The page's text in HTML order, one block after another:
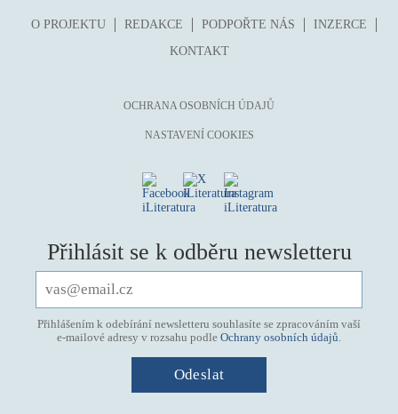
O PROJEKTU REDAKCE PODPOŘTE NÁS
INZERCE
KONTAKT
OCHRANA OSOBNÍCH ÚDAJŮ
NASTAVENÍ COOKIES
Přihlásit se k odběru newsletteru
Přihlášením k odebírání newsletteru souhlasíte se zpracováním vaší
e-mailové adresy v rozsahu podle Ochrany osobních údajů.